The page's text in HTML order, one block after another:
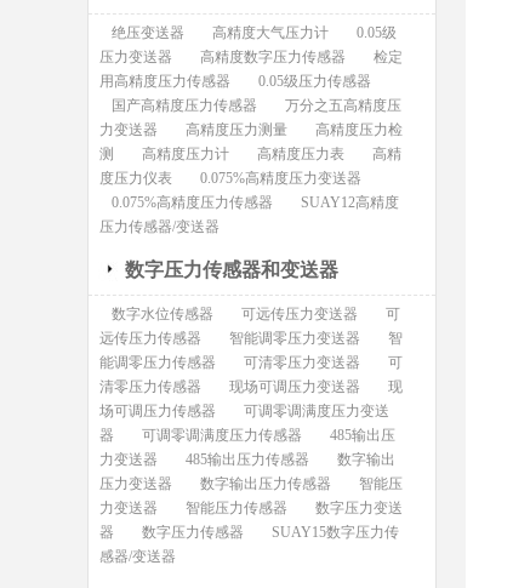
绝压变送器 高精度大气压力计
0.05级
压力变送器
高精度数字压力传感器
检定
用高精度压力传感器
0.05级压力传感器
国产高精度压力传感器
万分之五高精度压
力变送器
高精度压力测量
高精度压力检
测
高精度压力计 高精度压力表
高精
度压力仪表
0.075%高精度压力变送器
0.075%高精度压力传感器
SUAY12高精度
压力传感器/变送器
数字压力传感器和变送器
数字水位传感器 可远传压力变送器
可
远传压力传感器
智能调零压力变送器
智
能调零压力传感器
可清零压力变送器
可
清零压力传感器
现场可调压力变送器
现
场可调压力传感器
可调零调满度压力变送
器
可调零调满度压力传感器
485输出压
力变送器
485输出压力传感器
数字输出
压力变送器
数字输出压力传感器
智能压
力变送器
智能压力传感器
数字压力变送
器
数字压力传感器
SUAY15数字压力传
感器/变送器